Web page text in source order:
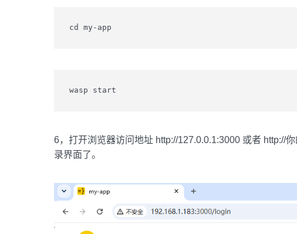
cd my-app
wasp start
6，打开浏览器访问地址 http://127.0.0.1:3000 或者 http://
录界面了。